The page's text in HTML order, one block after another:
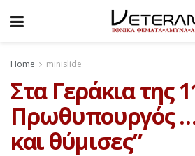
Home minislide
Στα Γεράκια της
Πρωθυπουργός
και θύμισες”